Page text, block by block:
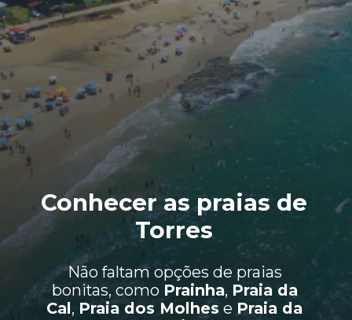
Não faltam opções de praias
bonitas, como Prainha, Praia da
Cal, Praia dos Molhes e Praia da
Conhecer as praias de
Torres